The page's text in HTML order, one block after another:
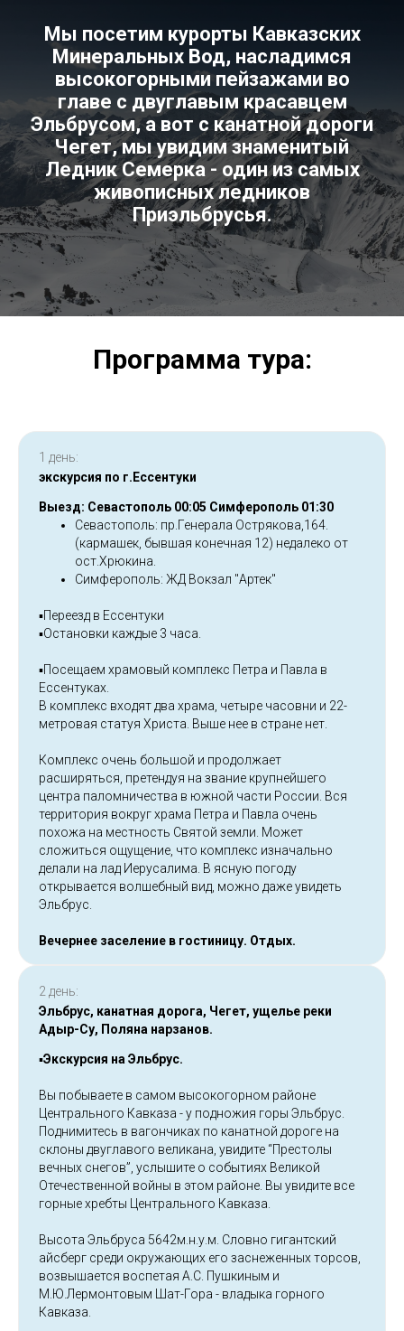
Мы посетим курорты Кавказских
Минеральных Вод, насладимся
высокогорными пейзажами во
главе с двуглавым красавцем
Эльбрусом, а вот с канатной дороги
Чегет, мы увидим знаменитый
Ледник Семерка - один из самых
живописных ледников
Приэльбрусья.
Программа тура:
1 день:
экскурсия по г.Ессентуки
Выезд: Севастополь 00:05 Симферополь 01:30
Севастополь: пр.Генерала Острякова,164.
(кармашек, бывшая конечная 12) недалеко от
ост.Хрюкина.
Симферополь: ЖД Вокзал "Артек"
▪️Переезд в Ессентуки
▪️Остановки каждые 3 часа.
▪️Посещаем храмовый комплекс Петра и Павла в
Ессентуках.
В комплекс входят два храма, четыре часовни и 22-
метровая статуя Христа. Выше нее в стране нет.
Комплекс очень большой и продолжает
расширяться, претендуя на звание крупнейшего
центра паломничества в южной части России. Вся
территория вокруг храма Петра и Павла очень
похожа на местность Святой земли. Может
сложиться ощущение, что комплекс изначально
делали на лад Иерусалима. В ясную погоду
открывается волшебный вид, можно даже увидеть
Эльбрус.
Вечернее заселение в гостиницу. Отдых.
2 день:
Эльбрус, канатная дорога, Чегет, ущелье реки
Адыр-Су, Поляна нарзанов.
▪️Экскурсия на Эльбрус.
Вы побываете в самом высокогорном районе
Центрального Кавказа - у подножия горы Эльбрус.
Поднимитесь в вагончиках по канатной дороге на
склоны двуглавого великана, увидите “Престолы
вечных снегов”, услышите о событиях Великой
Отечественной войны в этом районе. Вы увидите все
горные хребты Центрального Кавказа.
Высота Эльбруса 5642м.н.у.м. Словно гигантский
айсберг среди окружающих его заснеженных торсов,
возвышается воспетая А.С. Пушкиным и
М.Ю.Лермонтовым Шат-Гора - владыка горного
Кавказа.